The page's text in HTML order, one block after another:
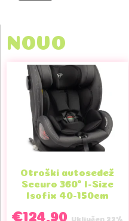
NOVO
Otroški avtosedež
Securo 360° I-Size
Isofix 40-150cm
€124.90 Vključen 22%